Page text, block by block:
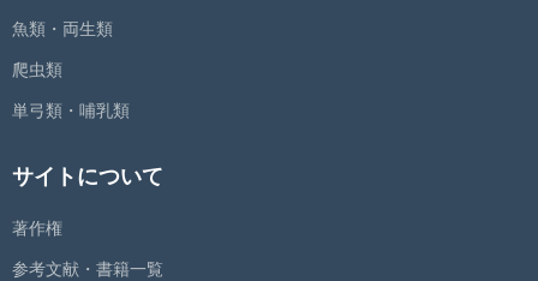
魚類・両生類
爬虫類
単弓類・哺乳類
サイトについて
著作権
参考文献・書籍一覧